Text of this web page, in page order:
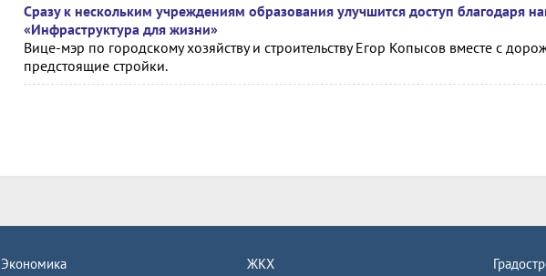
Сразу к нескольким учреждениям образования улучшится доступ благодаря
«Инфраструктура для жизни»
Вице-мэр по городскому хозяйству и строительству Егор Копысов вместе с
предстоящие стройки.
Экономика
ЖКХ